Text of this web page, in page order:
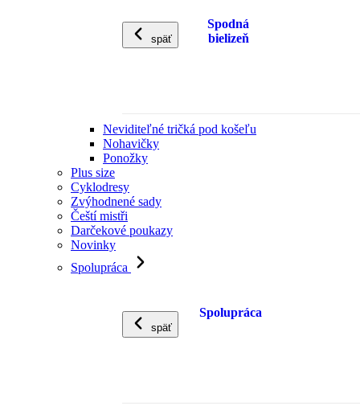
späť
Spodná
bielizeň
Neviditeľné tričká pod košeľu
Nohavičky
Ponožky
Plus size
Cyklodresy
Zvýhodnené sady
Čeští mistři
Darčekové poukazy
Novinky
Spolupráca
späť
Spolupráca